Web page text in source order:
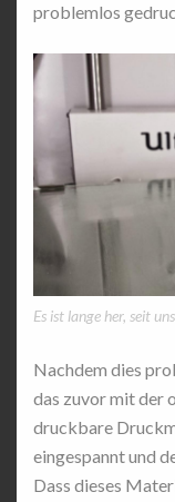
problemlos
Es ist lange her, seit
Nachdem dies
das zuvor mit der
druckbare
eingespannt und
Dass dieses